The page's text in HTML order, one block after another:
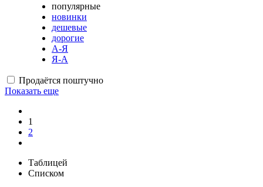
популярные
новинки
дешевые
дорогие
А-Я
Я-А
Продаётся поштучно
Показать еще
1
2
Таблицей
Списком